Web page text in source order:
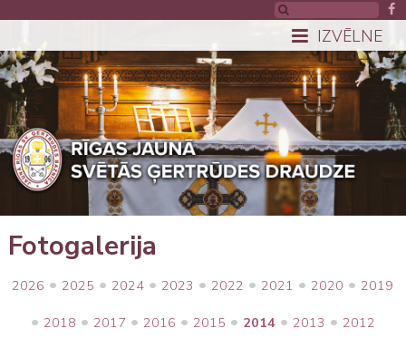
IZVĒLNE
Fotogalerija
2026 • 2025 • 2024 • 2023 • 2022 • 2021 • 2020 • 2019
• 2018 • 2017 • 2016 • 2015 • 2014• 2013 • 2012